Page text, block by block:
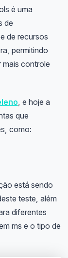
é uma
de
de recursos
permitindo
mais controle
, e hoje a
que
como:
está sendo
teste, além
diferentes
ms e o tipo de